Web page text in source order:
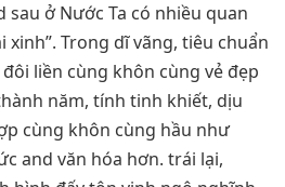
sau ở Nước Ta có nhiều quan
xinh”. Trong dĩ vãng, tiêu chuẩn
liền cùng khôn cùng vẻ đẹp
năm, tính tinh khiết, dịu
cùng khôn cùng hầu như
and văn hóa hơn. trái lại,